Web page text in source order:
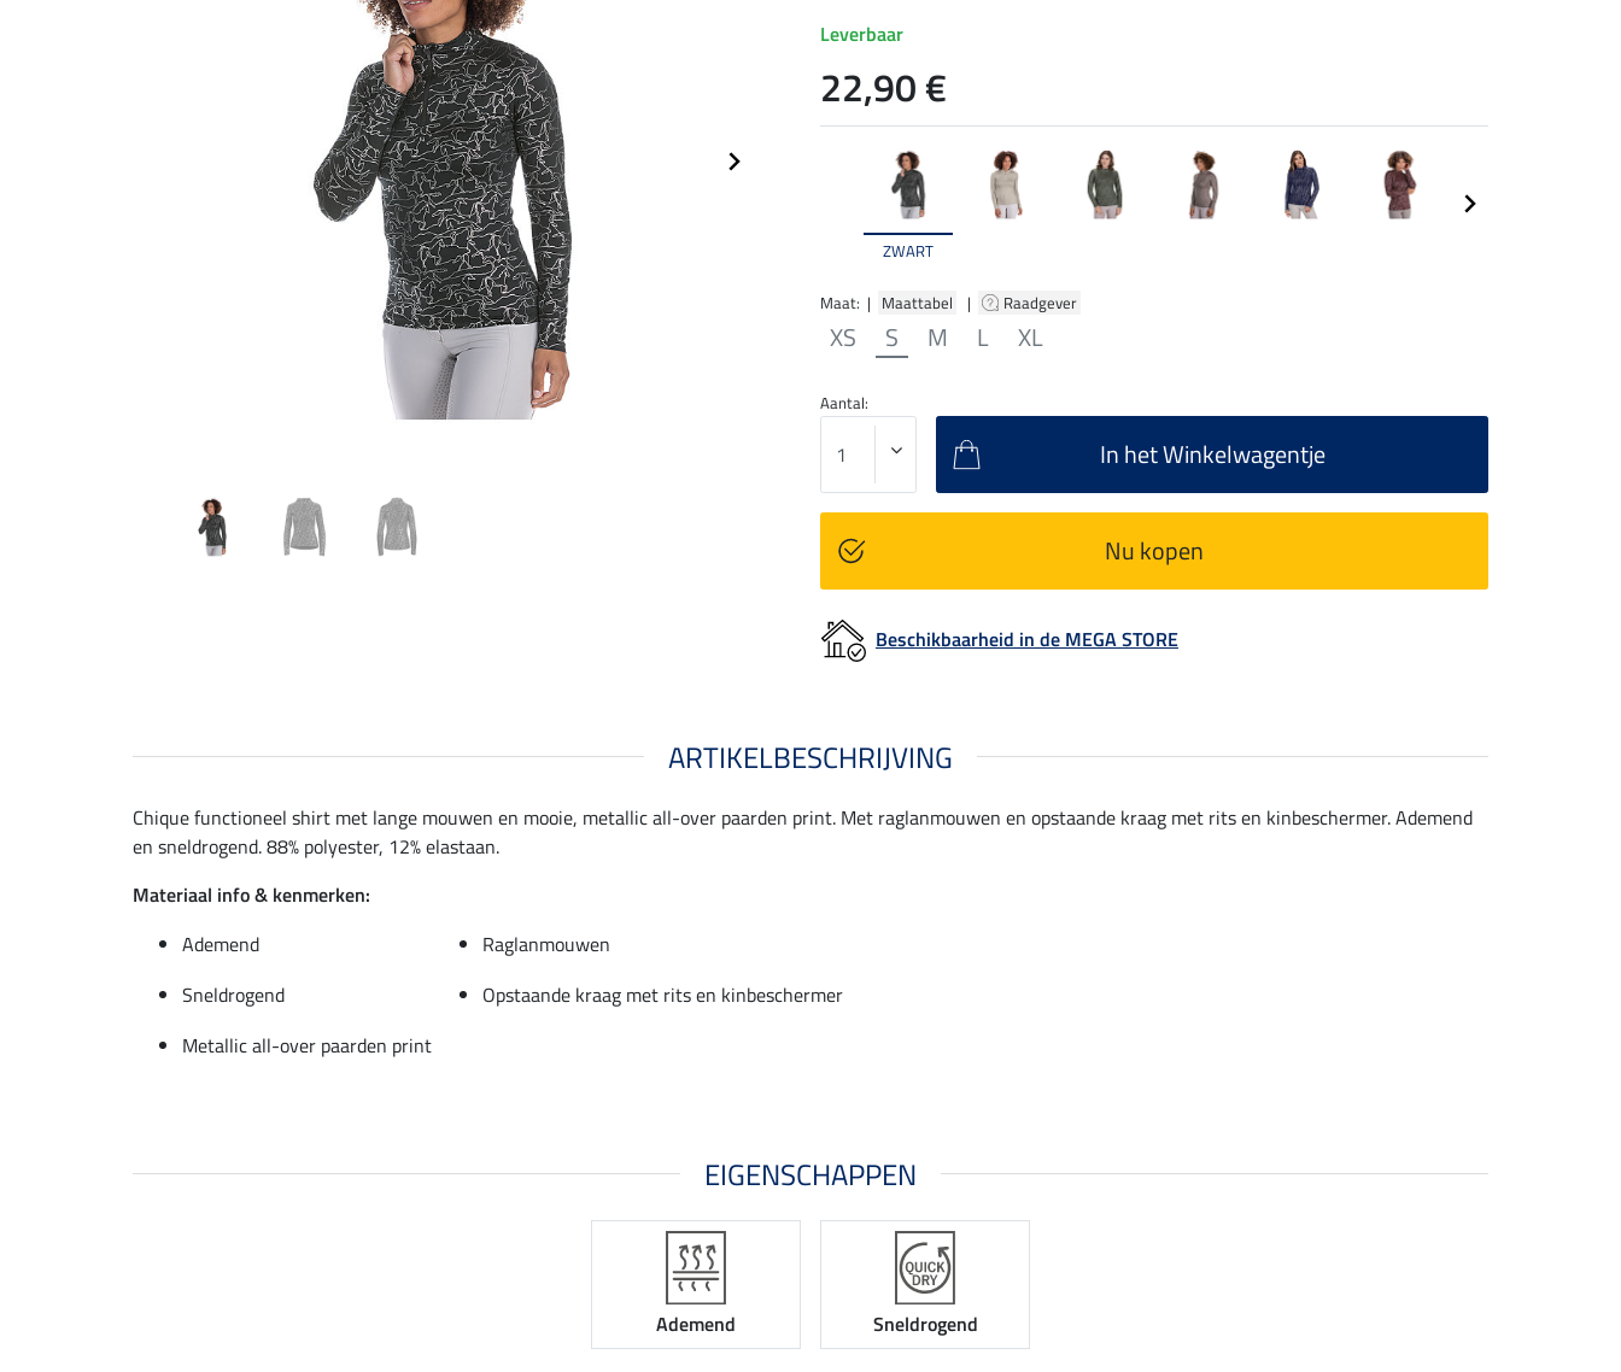
ZWART
Maat: | Maattabel | Raadgever
XS S M L XL
Leverbaar
22,90 €
Aantal:
In het Winkelwagentje
Nu kopen
Beschikbaarheid in de MEGA STORE
ARTIKELBESCHRIJVING
Chique functioneel shirt met lange mouwen en mooie, metallic all-over paarden print. Met raglanmouwen en opstaande kraag met rits en kinbeschermer. Ademend
en sneldrogend. 88% polyester, 12% elastaan.
Materiaal info & kenmerken:
Ademend
Raglanmouwen
Sneldrogend
Opstaande kraag met rits en kinbeschermer
Metallic all-over paarden print
EIGENSCHAPPEN
Ademend Sneldrogend